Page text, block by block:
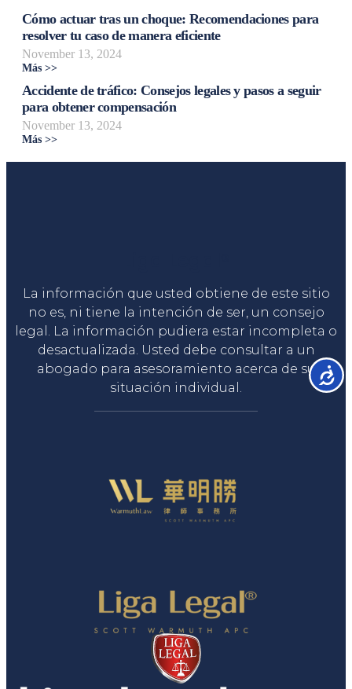
Cómo actuar tras un choque: Recomendaciones para
resolver tu caso de manera eficiente
November 13, 2024
Más >>
Accidente de tráfico: Consejos legales y pasos a seguir
para obtener compensación
November 13, 2024
Más >>
La información que usted obtiene de este sitio
no es, ni tiene la intención de ser, un consejo
legal. La información pudiera estar incompleta o
desactualizada. Usted debe consultar a un
abogado para asesoramiento acerca de su
situación individual.